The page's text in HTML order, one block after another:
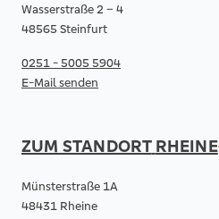
Wasserstraße 2 – 4
48565 Steinfurt
0251 - 5005 5904
E-Mail senden
ZUM STANDORT RHEINE
Münsterstraße 1A
48431 Rheine